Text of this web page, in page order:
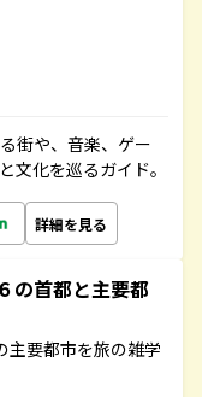
街や、音楽、ゲー
文化を巡るガイド。
詳細を見る
首都と主要都
主要都市を旅の雑学